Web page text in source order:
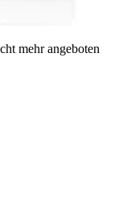
mehr angeboten